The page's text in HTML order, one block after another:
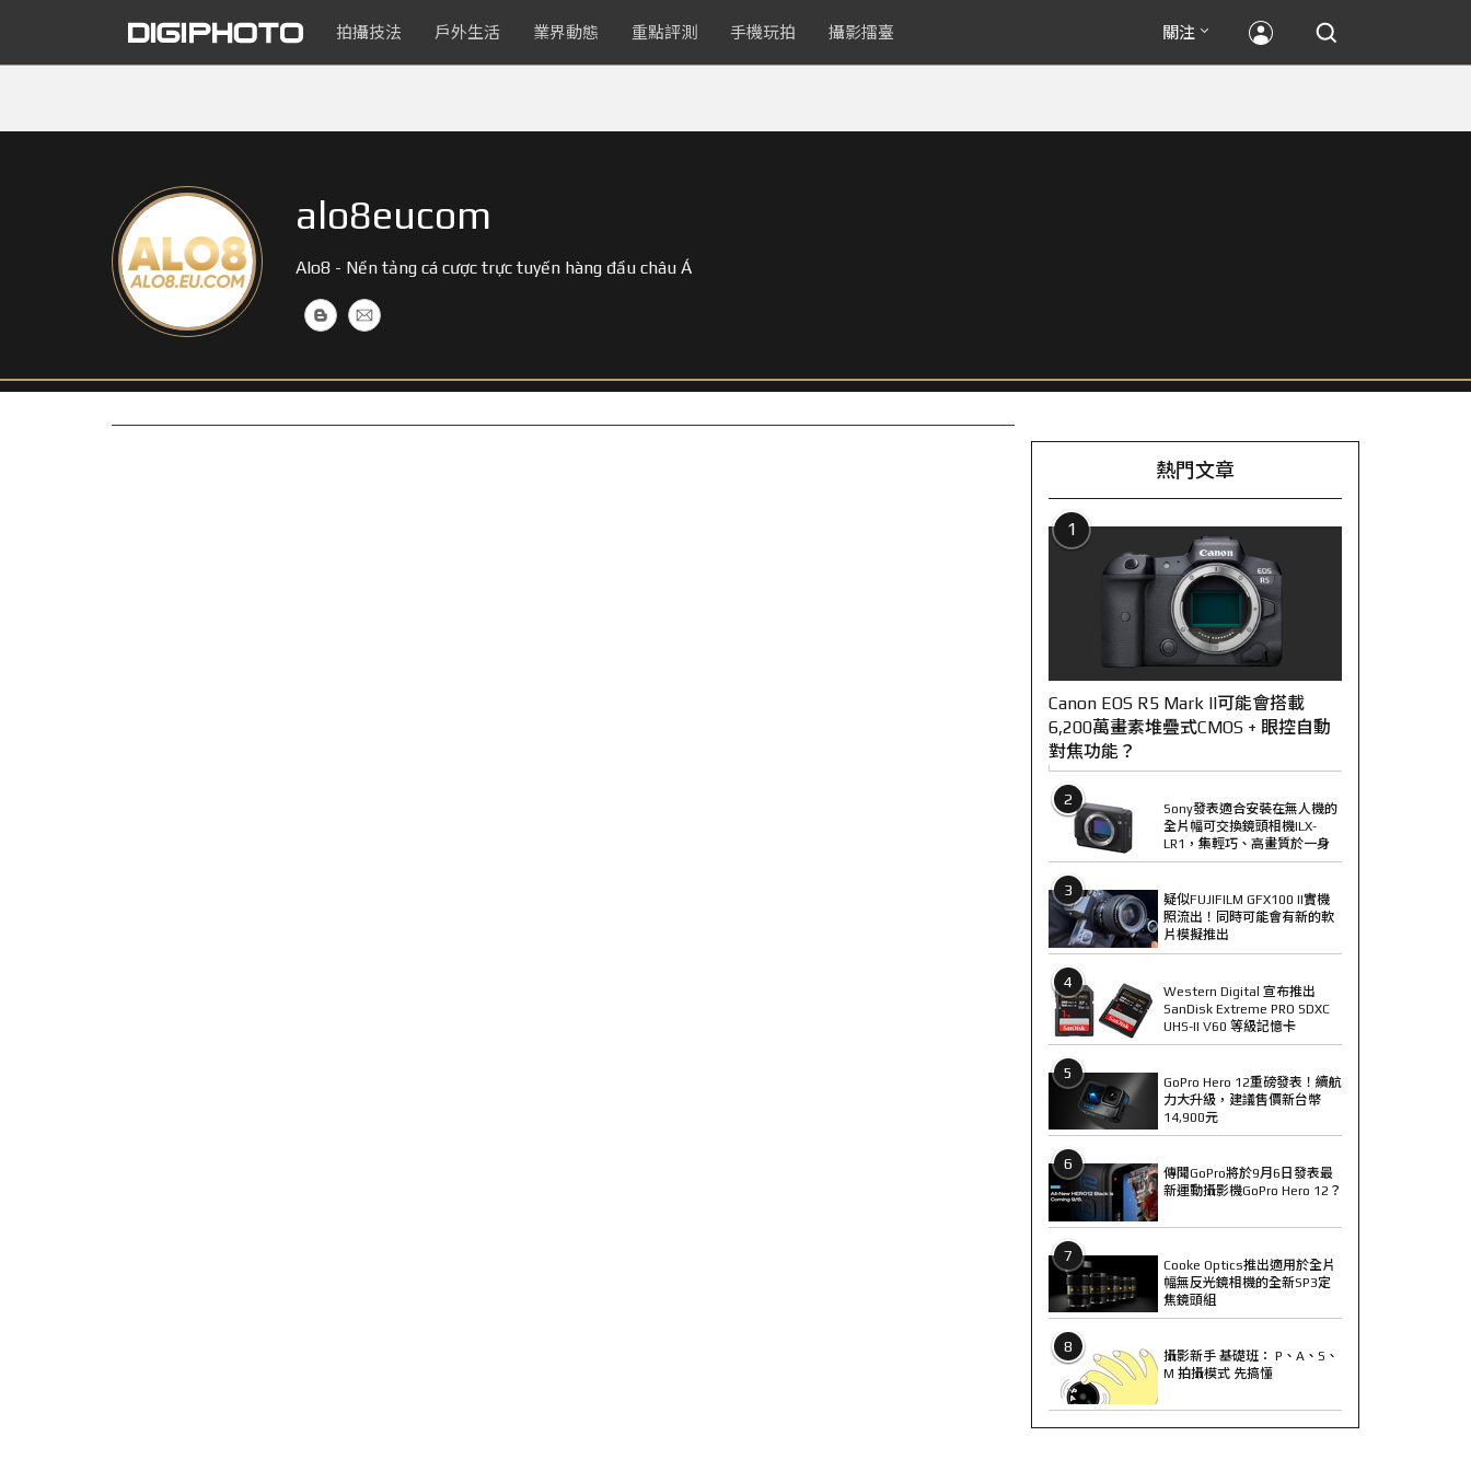
拍攝技法 戶外生活 業界動態 重點評測 手機玩拍 攝影擂臺 關注
alo8eucom
Alo8 - Nền tảng cá cược trực tuyến hàng đầu châu Á
熱門文章
1
Canon EOS R5 Mark II可能會搭載
6,200萬畫素堆疊式CMOS + 眼控自動
對焦功能？
2
Sony發表適合安裝在無人機的
全片幅可交換鏡頭相機ILX-
LR1，集輕巧、高畫質於一身
3
疑似FUJIFILM GFX100 II實機
照流出！同時可能會有新的軟
片模擬推出
4
Western Digital 宣布推出
SanDisk Extreme PRO SDXC
UHS-II V60 等級記憶卡
5
GoPro Hero 12重磅發表！續航
力大升級，建議售價新台幣
14,900元
6
傳聞GoPro將於9月6日發表最
新運動攝影機GoPro Hero 12？
7
Cooke Optics推出適用於全片
幅無反光鏡相機的全新SP3定
焦鏡頭組
8
攝影新手 基礎班： P、A、S、
M 拍攝模式 先搞懂